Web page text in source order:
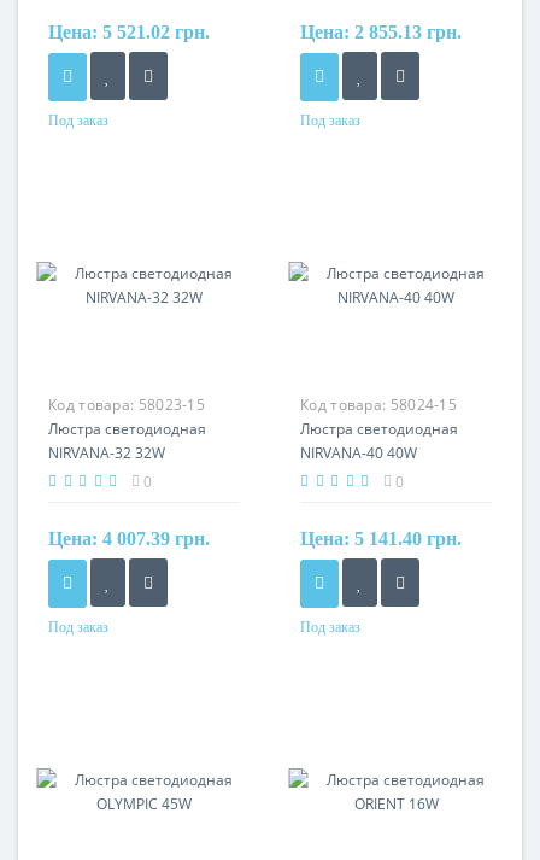
Цена: 5 521.02 грн.
Под заказ
Цена: 2 855.13 грн.
Под заказ
Код товара: 58023-15
Люстра светодиодная
NIRVANA-32 32W
0
Цена: 4 007.39 грн.
Под заказ
Код товара: 58024-15
Люстра светодиодная
NIRVANA-40 40W
0
Цена: 5 141.40 грн.
Под заказ